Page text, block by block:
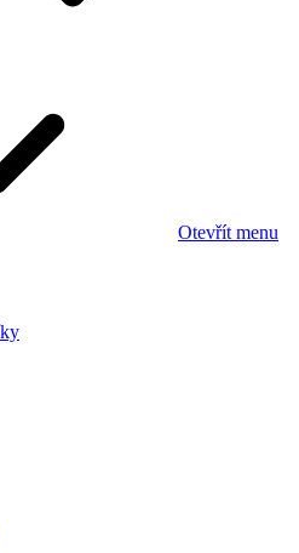
Otevřít menu